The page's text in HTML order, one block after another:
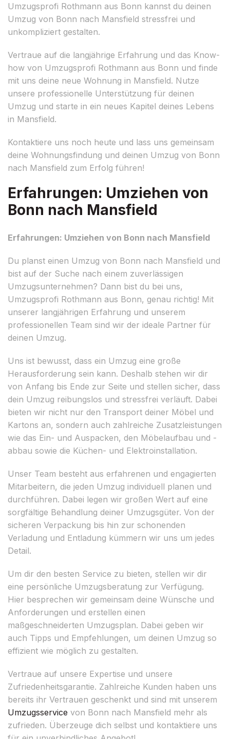
Umzugsprofi Rothmann aus Bonn kannst du deinen
Umzug von Bonn nach Mansfield stressfrei und
unkompliziert gestalten.
Vertraue auf die langjährige Erfahrung und das Know-
how von Umzugsprofi Rothmann aus Bonn und finde
mit uns deine neue Wohnung in Mansfield. Nutze
unsere professionelle Unterstützung für deinen
Umzug und starte in ein neues Kapitel deines Lebens
in Mansfield.
Kontaktiere uns noch heute und lass uns gemeinsam
deine Wohnungsfindung und deinen Umzug von Bonn
nach Mansfield zum Erfolg führen!
Erfahrungen: Umziehen von
Bonn nach Mansfield
Erfahrungen: Umziehen von Bonn nach Mansfield
Du planst einen Umzug von Bonn nach Mansfield und
bist auf der Suche nach einem zuverlässigen
Umzugsunternehmen? Dann bist du bei uns,
Umzugsprofi Rothmann aus Bonn, genau richtig! Mit
unserer langjährigen Erfahrung und unserem
professionellen Team sind wir der ideale Partner für
deinen Umzug.
Uns ist bewusst, dass ein Umzug eine große
Herausforderung sein kann. Deshalb stehen wir dir
von Anfang bis Ende zur Seite und stellen sicher, dass
dein Umzug reibungslos und stressfrei verläuft. Dabei
bieten wir nicht nur den Transport deiner Möbel und
Kartons an, sondern auch zahlreiche Zusatzleistungen
wie das Ein- und Auspacken, den Möbelaufbau und -
abbau sowie die Küchen- und Elektroinstallation.
Unser Team besteht aus erfahrenen und engagierten
Mitarbeitern, die jeden Umzug individuell planen und
durchführen. Dabei legen wir großen Wert auf eine
sorgfältige Behandlung deiner Umzugsgüter. Von der
sicheren Verpackung bis hin zur schonenden
Verladung und Entladung kümmern wir uns um jedes
Detail.
Um dir den besten Service zu bieten, stellen wir dir
eine persönliche Umzugsberatung zur Verfügung.
Hier besprechen wir gemeinsam deine Wünsche und
Anforderungen und erstellen einen
maßgeschneiderten Umzugsplan. Dabei geben wir
auch Tipps und Empfehlungen, um deinen Umzug so
effizient wie möglich zu gestalten.
Vertraue auf unsere Expertise und unsere
Zufriedenheitsgarantie. Zahlreiche Kunden haben uns
bereits ihr Vertrauen geschenkt und sind mit unserem
Umzugsservice von Bonn nach Mansfield mehr als
zufrieden. Überzeuge dich selbst und kontaktiere uns